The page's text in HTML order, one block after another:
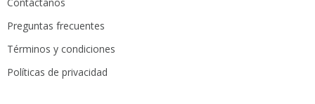
Preguntas frecuentes
Términos y condiciones
Políticas de privacidad